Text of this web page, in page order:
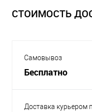
СТОИМОСТЬ
Самовывоз
Бесплатно
Доставка курьером